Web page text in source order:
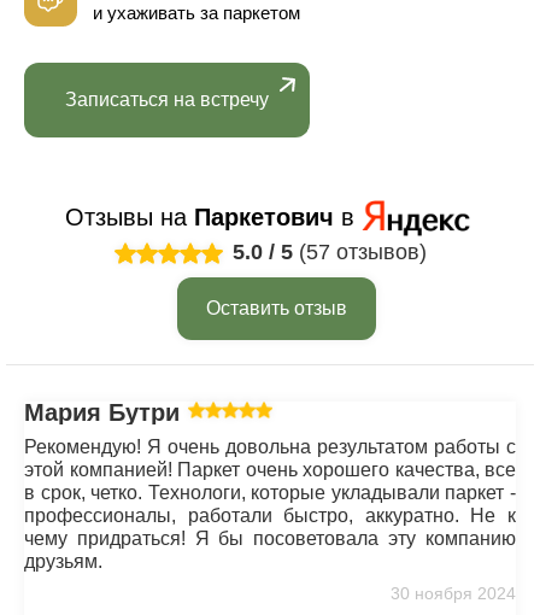
и ухаживать за паркетом
Записаться на встречу
Отзывы на Паркетович в
5.0 / 5 (57 отзывов)
Оставить отзыв
Мария Бутрим
Рекомендую! Я очень довольна результатом работы с
этой компанией! Паркет очень хорошего качества, все
в срок, четко. Технологи, которые укладывали паркет -
профессионалы, работали быстро, аккуратно. Не к
чему придраться! Я бы посоветовала эту компанию
друзьям.
30 ноября 2024